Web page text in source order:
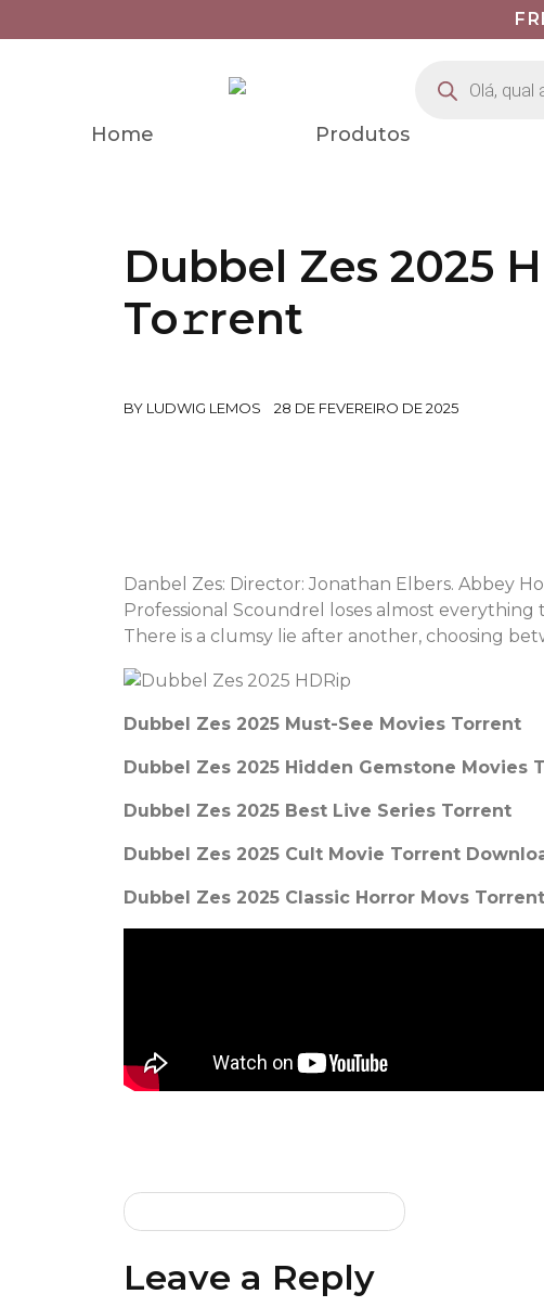
Home
Produtos
Dubbel Zes 2025
To𝚛rent
BY LUDWIG LEMOS 28 DE FEVEREIRO DE 2025
Danbel Zes: Director: Jonathan Elbers. Abbey
Professional Scoundrel loses almost
There is a clumsy lie after another, choosing
Dubbel Zes 2025 Must-See Movies Torrent
Dubbel Zes 2025 Hidden Gemstone Movies
Dubbel Zes 2025 Best Live Series Torrent
Dubbel Zes 2025 Cult Movie Torrent
Dubbel Zes 2025 Classic Horror Movs Torrent
Leave a Reply